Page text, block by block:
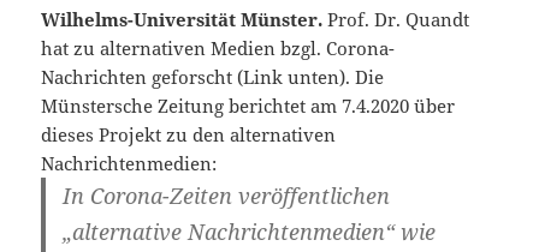
Wilhelms-Universität Münster. Prof. Dr. Quandt
hat zu alternativen Medien bzgl. Corona-
Nachrichten geforscht (Link unten). Die
Münstersche Zeitung berichtet am 7.4.2020 über
dieses Projekt zu den alternativen
Nachrichtenmedien:
In Corona-Zeiten veröffentlichen
„alternative Nachrichtenmedien“ wie